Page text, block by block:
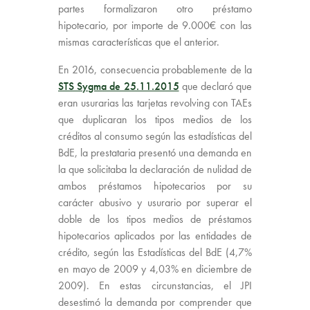
partes formalizaron otro préstamo
hipotecario, por importe de 9.000€ con las
mismas características que el anterior.
En 2016, consecuencia probablemente de la
STS Sygma de 25.11.2015 que declaró que
eran usurarias las tarjetas revolving con TAEs
que duplicaran los tipos medios de los
créditos al consumo según las estadísticas del
BdE, la prestataria presentó una demanda en
la que solicitaba la declaración de nulidad de
ambos préstamos hipotecarios por su
carácter abusivo y usurario por superar el
doble de los tipos medios de préstamos
hipotecarios aplicados por las entidades de
crédito, según las Estadísticas del BdE (4,7%
en mayo de 2009 y 4,03% en diciembre de
2009). En estas circunstancias, el JPI
desestimó la demanda por comprender que